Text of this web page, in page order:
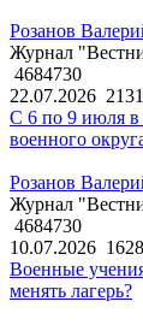
Розанов
Журнал
4684730
22.07.2026 2131
С 6 по 9 июля в
военного
Розанов
Журнал
4684730
10.07.2026
Военные
менять лагерь?